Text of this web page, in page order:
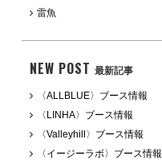
雷魚
NEW POST 最新記事
〈ALLBLUE〉ブース情報
〈LINHA〉ブース情報
〈Valleyhill〉ブース情報
〈イージーラボ〉ブース情報